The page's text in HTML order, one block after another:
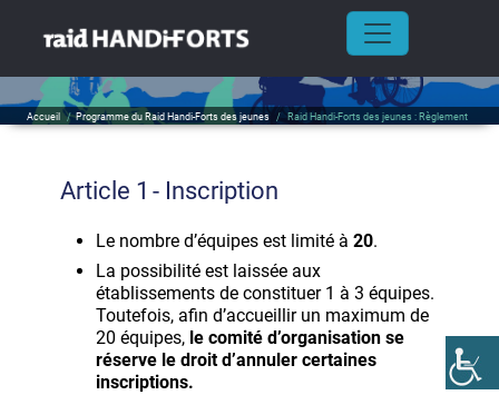
contentRaid Handi-Forts des jeunes : Règlement
Accueil /Programme du Raid Handi-Forts des jeunes / Raid Handi-Forts des jeunes : Règlement
Article 1 - Inscription
Le nombre d’équipes est limité à 20.
La possibilité est laissée aux
établissements de constituer 1 à 3 équipes.
Toutefois, afin d’accueillir un maximum de
20 équipes, le comité d’organisation se
réserve le droit d’annuler certaines
inscriptions.